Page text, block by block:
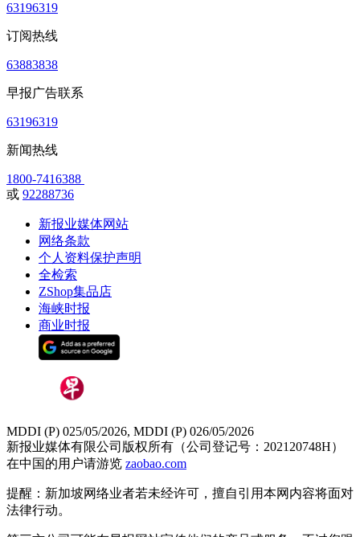
63196319
订阅热线
63883838
早报广告联系
63196319
新闻热线
1800-7416388
或 92288736
新报业媒体网站
网络条款
个人资料保护声明
全检索
ZShop集品店
海峡时报
商业时报
MDDI (P) 025/05/2026, MDDI (P) 026/05/2026
新报业媒体有限公司版权所有（公司登记号：202120748H）
在中国的用户请游览 zaobao.com
提醒：新加坡网络业者若未经许可，擅自引用本网内容将面对
法律行动。